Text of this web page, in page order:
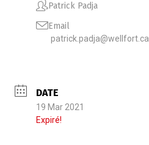
Patrick Padja
Email
patrick.padja@wellfort.ca
DATE
19 Mar 2021
Expiré!